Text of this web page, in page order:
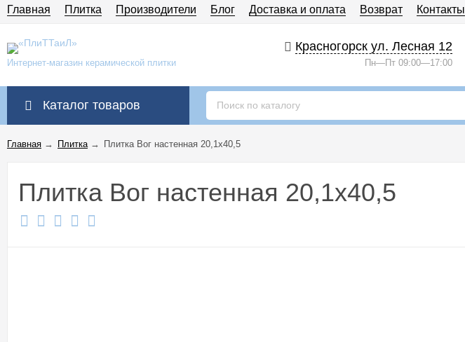
Главная Плитка Производители Блог Доставка и оплата Возврат Контакты
Интернет-магазин керамической плитки
Красногорск ул. Лесная 12
Пн—Пт 09:00—17:00
Каталог товаров
Главная → Плитка→ Плитка Вог настенная 20,1x40,5
Плитка Вог настенная 20,1x40,5